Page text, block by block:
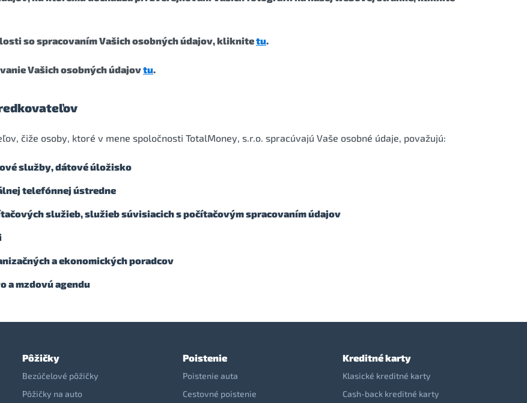
so spracovaním Vašich osobných údajov, kliknitetu.
Vašich osobných údajovtu.
čiže osoby, ktoré v mene spoločnosti TotalMoney, s.r.o. spracúvajú Vaše osobné údaje, považujú:
služby, dátové úložisko
telefónnej ústredne
služieb, služieb súvisiacich s počítačovým spracovaním údajov
a ekonomických poradcov
a mzdovú agendu
Pôžičky
Bezúčelové pôžičky
Pôžičky na auto
Poistenie
Poistenie auta
Cestovné poistenie
Kreditné karty
Klasické kreditné karty
Cash-back kreditné karty